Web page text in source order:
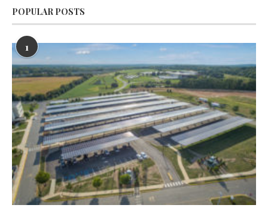
POPULAR POSTS
1